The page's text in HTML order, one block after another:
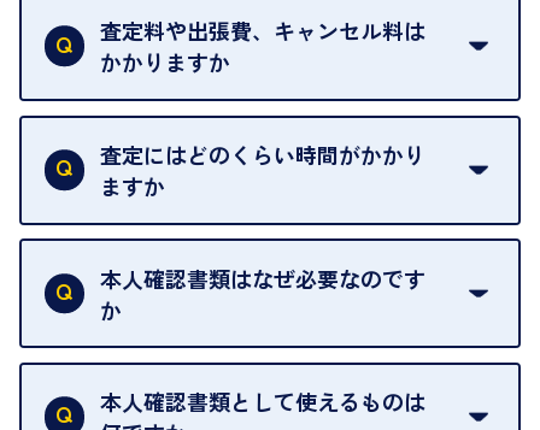
い。
お急ぎの場合はスタッフに一言お声がけください。
可能な限り、迅速に対応させていただきます。
は基本的に販売へと回されます。買い戻しはできま
せんので、ご了承ください。
グオフが可能です。
契約破棄という形で、お品物をお戻しすることがで
きます。
売却当日を含む8日間のうちに、お気軽にお申し出
出張買取のお品物は、8日間保管しております。
査定料や出張費、キャンセル料は
かかりますか
一切いただいておりません。査定金額にご納得いた
だけない場合は、その場でお断りいただいても問題
ございません。お気軽にご相談ください。
査定にはどのくらい時間がかかり
ますか
お品物の内容や点数によって異なりますが、店頭買
取の場合は1点あたり数分程度が目安です。大量の
お品物の場合は、お時間をいただくことがございま
本人確認書類はなぜ必要なのです
か
買取店は古物営業法により、お客様のご本人確認を
行うことが義務付けられています。安心してお取引
本人確認書類として使えるものは